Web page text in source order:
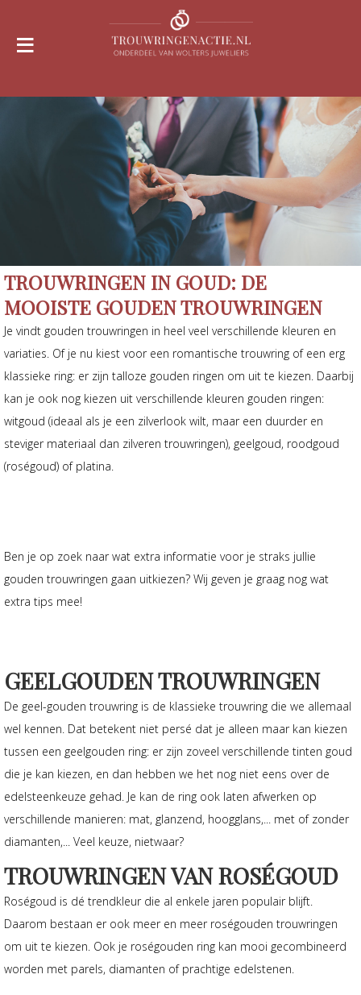
≡
TROUWRINGEN IN GOUD: DE
MOOISTE GOUDEN TROUWRINGEN
Je vindt gouden trouwringen in heel veel verschillende kleuren en
variaties. Of je nu kiest voor een romantische trouwring of een erg
klassieke ring: er zijn talloze gouden ringen om uit te kiezen. Daarbij
kan je ook nog kiezen uit verschillende kleuren gouden ringen:
witgoud (ideaal als je een zilverlook wilt, maar een duurder en
steviger materiaal dan zilveren trouwringen), geelgoud, roodgoud
(roségoud) of platina.
Ben je op zoek naar wat extra informatie voor je straks jullie
gouden trouwringen gaan uitkiezen? Wij geven je graag nog wat
extra tips mee!
GEELGOUDEN TROUWRINGEN
De geel-gouden trouwring is de klassieke trouwring die we allemaal
wel kennen. Dat betekent niet persé dat je alleen maar kan kiezen
tussen een geelgouden ring: er zijn zoveel verschillende tinten goud
die je kan kiezen, en dan hebben we het nog niet eens over de
edelsteenkeuze gehad. Je kan de ring ook laten afwerken op
verschillende manieren: mat, glanzend, hoogglans,... met of zonder
diamanten,... Veel keuze, nietwaar?
TROUWRINGEN VAN ROSÉGOUD
Roségoud is dé trendkleur die al enkele jaren populair blijft.
Daarom bestaan er ook meer en meer roségouden trouwringen
om uit te kiezen. Ook je roségouden ring kan mooi gecombineerd
worden met parels, diamanten of prachtige edelstenen.